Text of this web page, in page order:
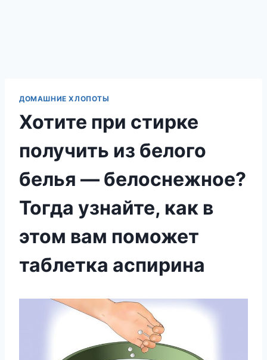
ДОМАШНИЕ ХЛОПОТЫ
Хотите при стирке
получить из белого
белья — белоснежное?
Тогда узнайте, как в
этом вам поможет
таблетка аспирина